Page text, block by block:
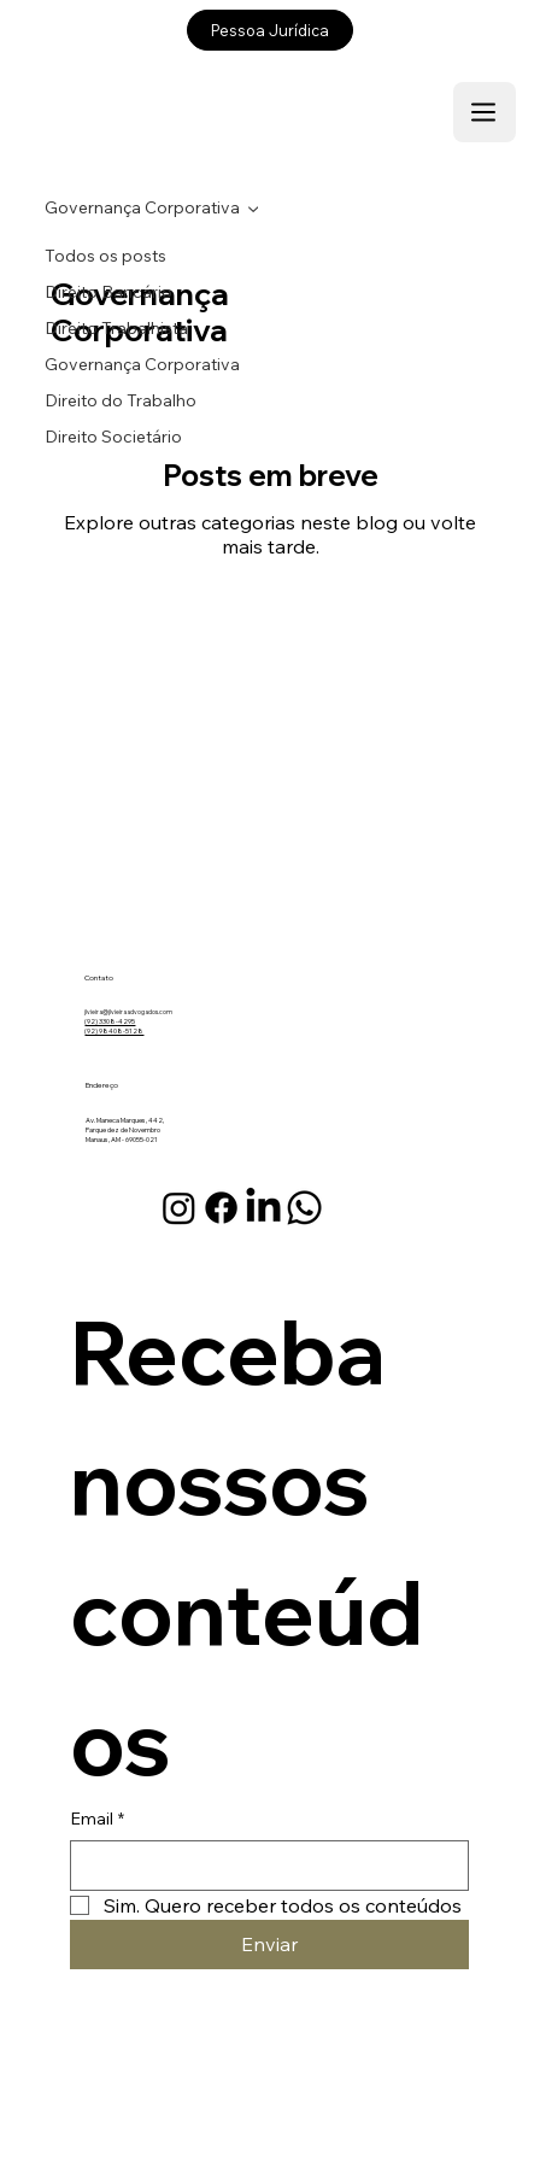
Pessoa Jurídica
Todos os posts
Direito Bancário
Direito Trabalhista
Governança Corporativa
Direito do Trabalho
Direito Societário
Governança Corporativa
Governança
Corporativa
Posts em breve
Explore outras categorias neste blog ou volte
mais tarde.
Contato
jlvieira@jlvieiraadvogados.com
(92) 3308-4295
(92) 98408-5128
Av. Maneca Marques, 442,
Parque dez de Novembro
Manaus, AM - 69055-021
Endereço
Receba
nossos
conteúd
os
Email *
Sim. Quero receber todos os conteúdos
Enviar